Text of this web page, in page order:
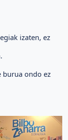
izaten, ez
burua ondo ez